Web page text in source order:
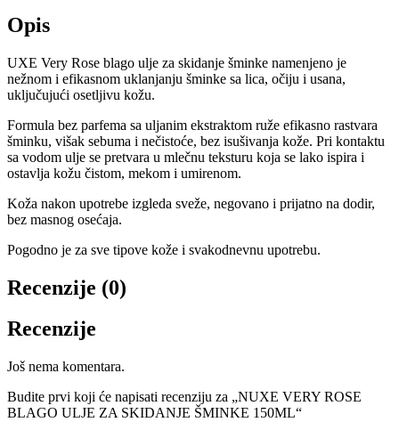
Opis
UXE Very Rose blago ulje za skidanje šminke namenjeno je
nežnom i efikasnom uklanjanju šminke sa lica, očiju i usana,
uključujući osetljivu kožu.
Formula bez parfema sa uljanim ekstraktom ruže efikasno rastvara
šminku, višak sebuma i nečistoće, bez isušivanja kože. Pri kontaktu
sa vodom ulje se pretvara u mlečnu teksturu koja se lako ispira i
ostavlja kožu čistom, mekom i umirenom.
Koža nakon upotrebe izgleda sveže, negovano i prijatno na dodir,
bez masnog osećaja.
Pogodno je za sve tipove kože i svakodnevnu upotrebu.
Recenzije (0)
Recenzije
Još nema komentara.
Budite prvi koji će napisati recenziju za „NUXE VERY ROSE
BLAGO ULJE ZA SKIDANJE ŠMINKE 150ML“